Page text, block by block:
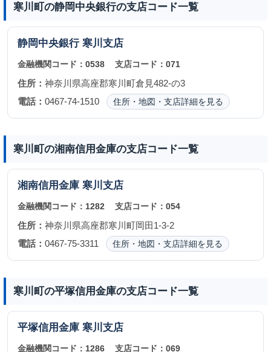
寒川町の静岡中央銀行の支店コード一覧
静岡中央銀行 寒川支店
金融機関コード： 0538 支店コード：071
住所： 神奈川県高座郡寒川町倉見482-の3
電話： 0467-74-1510 住所・地図・支店詳細を見る
寒川町の湘南信用金庫の支店コード一覧
湘南信用金庫 寒川支店
金融機関コード： 1282 支店コード：054
住所： 神奈川県高座郡寒川町岡田1-3-2
電話： 0467-75-3311 住所・地図・支店詳細を見る
寒川町の平塚信用金庫の支店コード一覧
平塚信用金庫 寒川支店
金融機関コード： 1286 支店コード：069